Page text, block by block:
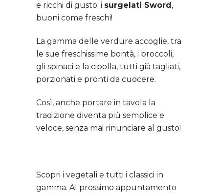
e ricchi di gusto: i surgelati Sword,
buoni come freschi!
La gamma delle verdure accoglie, tra
le sue freschissime bontà, i broccoli,
gli spinaci e la cipolla, tutti già tagliati,
porzionati e pronti da cuocere.
Così, anche portare in tavola la
tradizione diventa più semplice e
veloce, senza mai rinunciare al gusto!
Scopri i vegetali e tutti i classici in
gamma. Al prossimo appuntamento